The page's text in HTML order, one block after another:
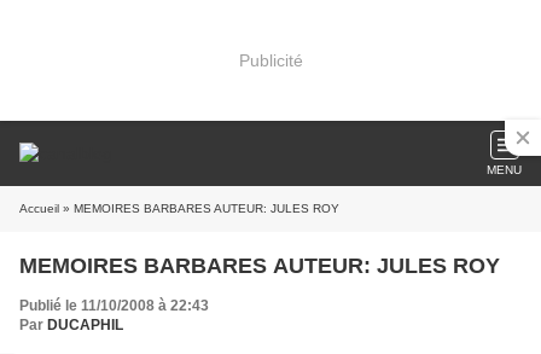
Publicité
MENU
Accueil » MEMOIRES BARBARES AUTEUR: JULES ROY
MEMOIRES BARBARES AUTEUR: JULES ROY
Publié le 11/10/2008 à 22:43
Par DUCAPHIL